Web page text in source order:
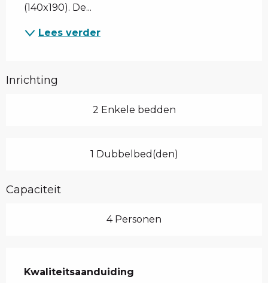
(140x190). De...
Lees verder
Inrichting
2 Enkele bedden
1 Dubbelbed(den)
Capaciteit
4 Personen
Kwaliteitsaanduiding
Kwaliteitsaanduiding